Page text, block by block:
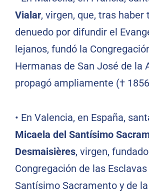
Vialar, virgen, que, tras haber
denuedo por difundir el
lejanos, fundó la
Hermanas de San José de la
propagó ampliamente (†
• En Valencia, en España,
Micaela del Santísimo
Desmaisières, virgen,
Congregación de las
Santísimo Sacramento y de